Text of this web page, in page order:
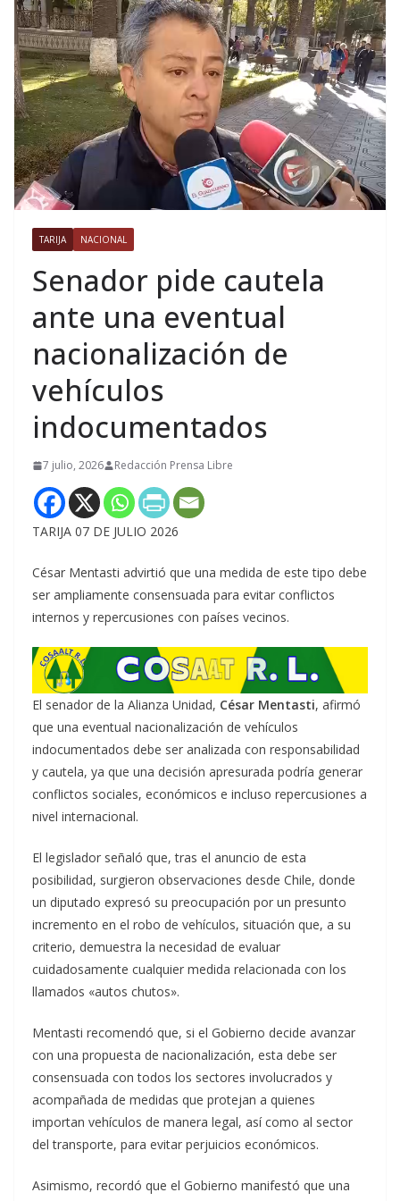
TARIJA NACIONAL
Senador pide cautela
ante una eventual
nacionalización de
vehículos
indocumentados
7 julio, 2026 Redacción Prensa Libre
TARIJA 07 DE JULIO 2026
César Mentasti advirtió que una medida de este tipo debe
ser ampliamente consensuada para evitar conflictos
internos y repercusiones con países vecinos.
El senador de la Alianza Unidad, César Mentasti, afirmó
que una eventual nacionalización de vehículos
indocumentados debe ser analizada con responsabilidad
y cautela, ya que una decisión apresurada podría generar
conflictos sociales, económicos e incluso repercusiones a
nivel internacional.
El legislador señaló que, tras el anuncio de esta
posibilidad, surgieron observaciones desde Chile, donde
un diputado expresó su preocupación por un presunto
incremento en el robo de vehículos, situación que, a su
criterio, demuestra la necesidad de evaluar
cuidadosamente cualquier medida relacionada con los
llamados «autos chutos».
Mentasti recomendó que, si el Gobierno decide avanzar
con una propuesta de nacionalización, esta debe ser
consensuada con todos los sectores involucrados y
acompañada de medidas que protejan a quienes
importan vehículos de manera legal, así como al sector
del transporte, para evitar perjuicios económicos.
Asimismo, recordó que el Gobierno manifestó que una